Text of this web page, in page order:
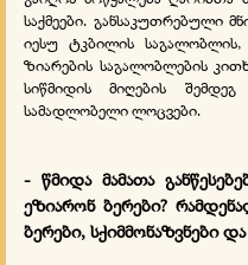
საქმეები. განსაკუთრებული
იესუ ტკბილის
ზიარების საგალობლების
სიწმიდის მიღების
სამადლობელი ლოცვები.
- წმიდა მამათა
ეზიარონ ბერები?
ბერები, სქიმმონაზვნები